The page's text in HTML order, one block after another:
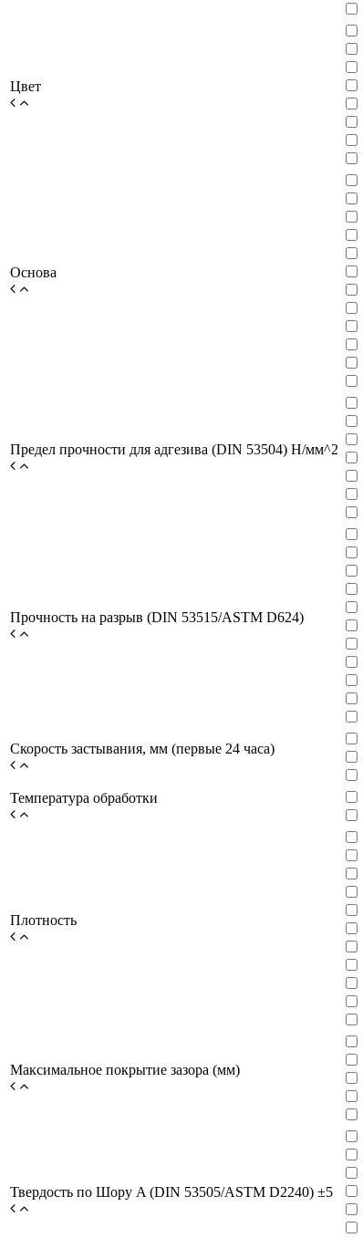
Цвет
Основа
Предел прочности для адгезива (DIN 53504) H/мм^2
Прочность на разрыв (DIN 53515/ASTM D624)
Скорость застывания, мм (первые 24 часа)
Температура обработки
Плотность
Максимальное покрытие зазора (мм)
Твердость по Шору A (DIN 53505/ASTM D2240) ±5